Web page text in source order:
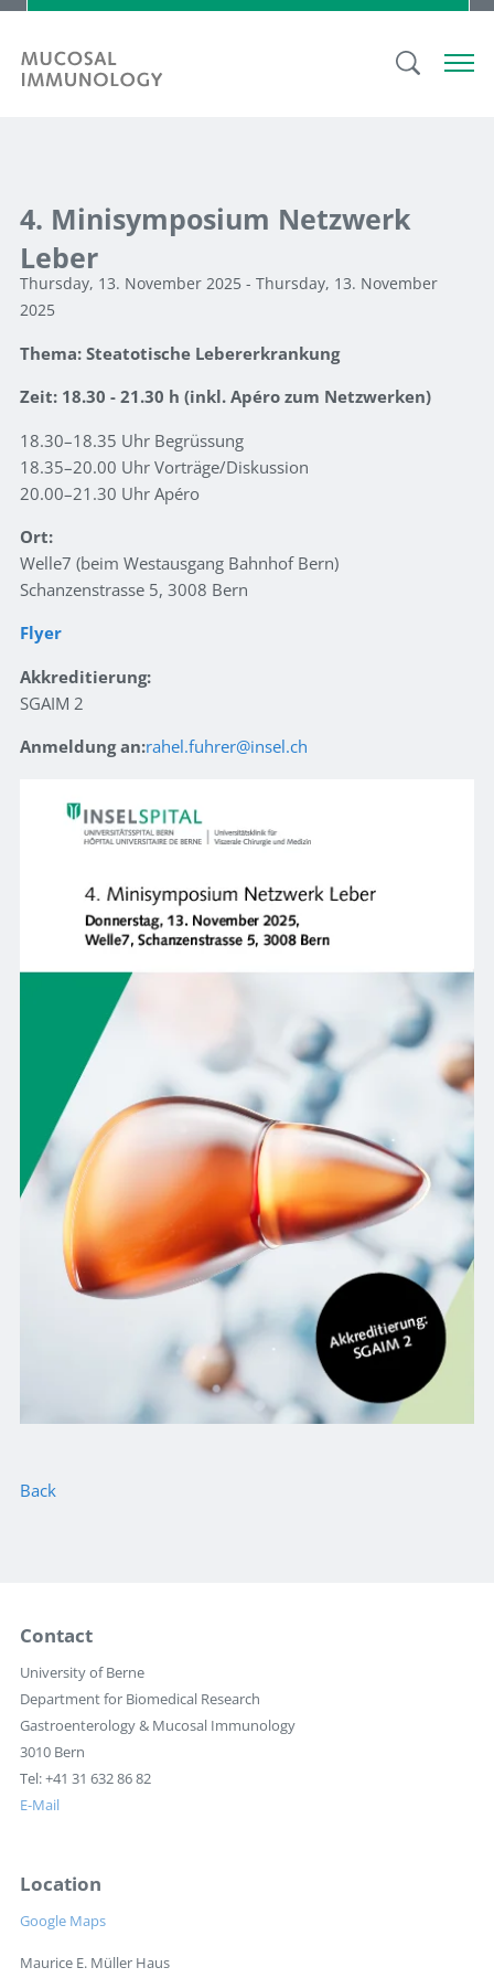
4. Minisymposium Netzwerk
Leber
Thursday, 13. November 2025 - Thursday, 13. November
2025
Thema: Steatotische Lebererkrankung
Zeit: 18.30 - 21.30 h (inkl. Apéro zum Netzwerken)
18.30–18.35 Uhr Begrüssung
18.35–20.00 Uhr Vorträge/Diskussion
20.00–21.30 Uhr Apéro
Ort:
Welle7 (beim Westausgang Bahnhof Bern)
Schanzenstrasse 5, 3008 Bern
Flyer
Akkreditierung:
SGAIM 2
Anmeldung an:rahel.fuhrer insel.ch
Back
Contact
University of Berne
Department for Biomedical Research
Gastroenterology & Mucosal Immunology
3010 Bern
Tel: +41 31 632 86 82
E-Mail
Location
Google Maps
Maurice E. Müller Haus